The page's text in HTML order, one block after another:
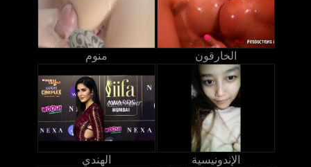
منوم الخارقون
الهندي الإندونيسية